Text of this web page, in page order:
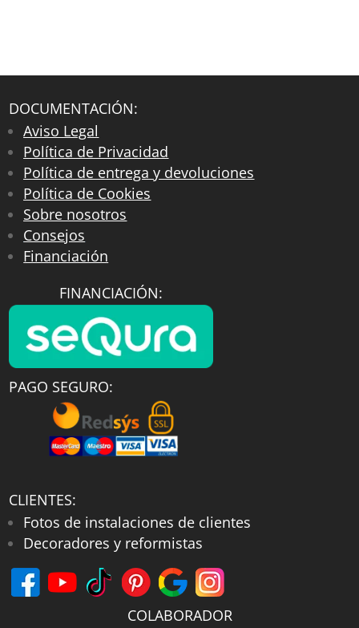
DOCUMENTACIÓN:
Aviso Legal
Política de Privacidad
Política de entrega y devoluciones
Política de Cookies
Sobre nosotros
Consejos
Financiación
FINANCIACIÓN:
PAGO SEGURO:
CLIENTES:
Fotos de instalaciones de clientes
Decoradores y reformistas
COLABORADOR